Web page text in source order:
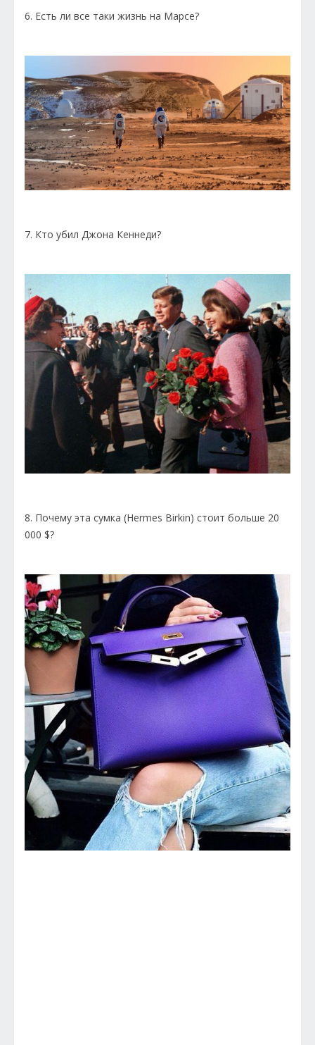
6. Есть ли все таки жизнь на Марсе?
7. Кто убил Джона Кеннеди?
8. Почему эта сумка (Hermes Birkin) стоит больше 20
000 $?